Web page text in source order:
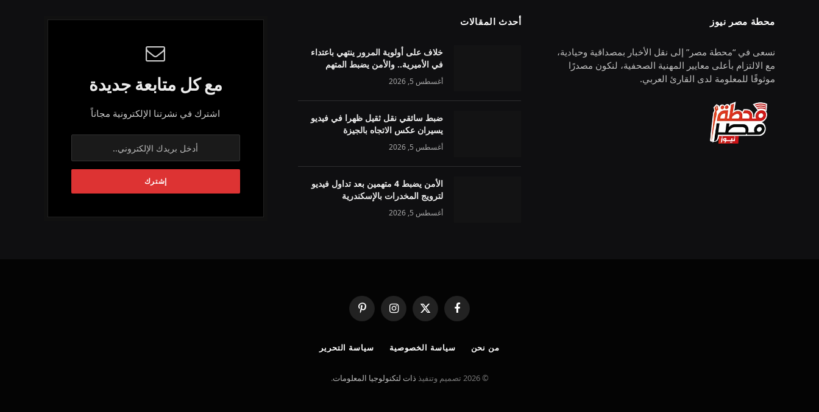
محطة مصر نيوز
نسعى في “محطة مصر” إلى نقل الأخبار بمصداقية وحيادية،
مع الالتزام بأعلى معايير المهنية الصحفية، لنكون مصدرًا
موثوقًا للمعلومة لدى القارئ العربي.
أحدث المقالات
خلاف على أولوية المرور ينتهي باعتداء
في الأميرية.. والأمن يضبط المتهم
أغسطس 5, 2026
ضبط سائقي نقل ثقيل ظهرا في فيديو
يسيران عكس الاتجاه بالجيزة
أغسطس 5, 2026
الأمن يضبط 4 متهمين بعد تداول فيديو
لترويج المخدرات بالإسكندرية
أغسطس 5, 2026
مع كل متابعة جديدة
اشترك في نشرتنا الإلكترونية مجاناً
فيسبوك
X
(Twitter)
الانستغرامبينتيريست
من نحن سياسة الخصوصية سياسة التحرير
© 2026 تصميم وتنفيذ ذات لتكنولوجيا المعلومات.